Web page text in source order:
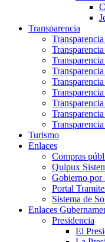
Transparencia
Turismo
Enlaces
Compras
Quipux
Gobierno por
Portal
Sistema de
Enlaces
Presidencia
El